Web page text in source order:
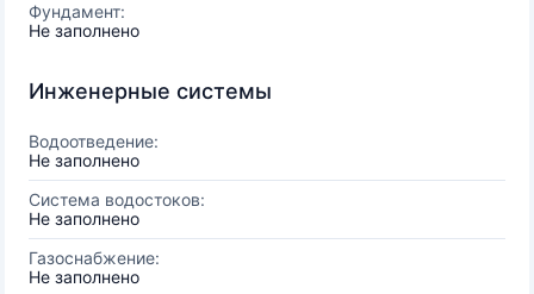
Фундамент:
Не заполнено
Инженерные системы
Водоотведение:
Не заполнено
Система водостоков:
Не заполнено
Газоснабжение:
Не заполнено